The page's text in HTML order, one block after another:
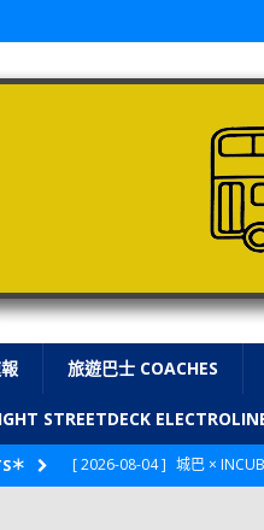
旅遊巴士 COACHES
STREETDECK
＊ [ 2026-08-04 ] 城巴 ×